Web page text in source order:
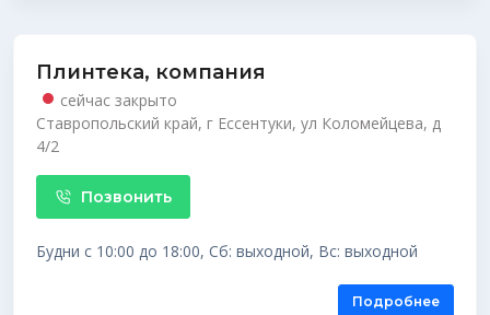
Плинтека, компания
сейчас закрыто
Ставропольский край, г Ессентуки, ул Коломейцева, д
4/2
Позвонить
Будни с 10:00 до 18:00, Сб: выходной, Вс: выходной
Подробнее